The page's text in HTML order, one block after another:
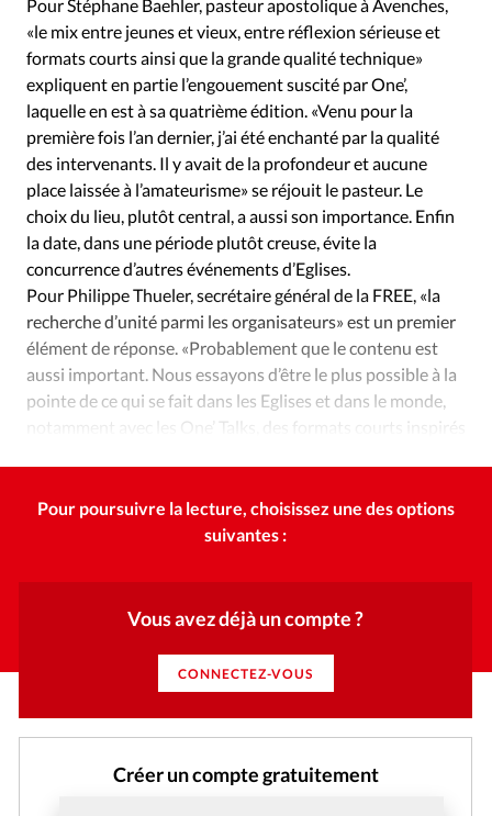
Pour Stéphane Baehler, pasteur apostolique à Avenches,
«le mix entre jeunes et vieux, entre réflexion sérieuse et
formats courts ainsi que la grande qualité technique»
expliquent en partie l’engouement suscité par One’,
laquelle en est à sa quatrième édition. «Venu pour la
première fois l’an dernier, j’ai été enchanté par la qualité
des intervenants. Il y avait de la profondeur et aucune
place laissée à l’amateurisme» se réjouit le pasteur. Le
choix du lieu, plutôt central, a aussi son importance. Enfin
la date, dans une période plutôt creuse, évite la
concurrence d’autres événements d’Eglises.
Pour Philippe Thueler, secrétaire général de la FREE, «la
recherche d’unité parmi les organisateurs» est un premier
élément de réponse. «Probablement que le contenu est
aussi important. Nous essayons d’être le plus possible à la
pointe de ce qui se fait dans les Eglises et dans le monde,
notamment avec les One’ Talks, des formats courts inspirés
Pour poursuivre la lecture, choisissez une des options
suivantes :
Vous avez déjà un compte ?
CONNECTEZ-VOUS
Créer un compte gratuitement